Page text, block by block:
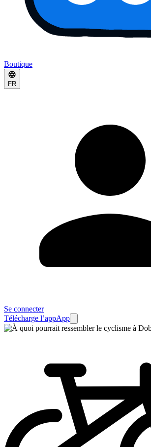
Boutique
FR
Se connecter
Télécharge l’appApp